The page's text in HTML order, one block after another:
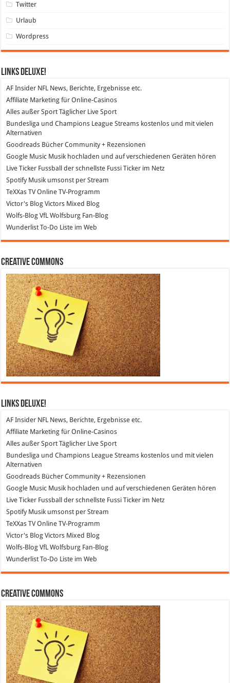
Twitter
Urlaub
Wordpress
Links DeLuXe!
AF Insider NFL News, Berichte, Ergebnisse etc.
Affiliate Marketing für Online-Casinos
Alles außer SportTäglicher Live Sport
Bundesliga und Champions League Streams kostenlos und mit vielen
Alternativen
Goodreads Bücher Community + Rezensionen
Google Music Musik hochladen und auf verschiedenen Geräten hören
Live Ticker Fussball
der schnellste Fussi Ticker im Netz
SpotifyMusik umsonst per Stream
TeXXas TVOnline TV-Programm
Victor's Blog Victors Mixed Blog
Wolfs-Blog VfL Wolfsburg Fan-Blog
WunderlistTo-Do Liste im Web
Creative Commons
Links DeLuXe!
AF Insider NFL News, Berichte, Ergebnisse etc.
Affiliate Marketing für Online-Casinos
Alles außer Sport Täglicher Live Sport
Bundesliga und Champions League Streams kostenlos und mit vielen
Alternativen
Goodreads Bücher Community + Rezensionen
Google Music Musik hochladen und auf verschiedenen Geräten hören
Live Ticker Fussball der schnellste Fussi Ticker im Netz
SpotifyMusik umsonst per Stream
TeXXas TVOnline TV-Programm
Victor's Blog Victors Mixed Blog
Wolfs-Blog VfL Wolfsburg Fan-Blog
Wunderlist To-Do Liste im Web
Creative Commons